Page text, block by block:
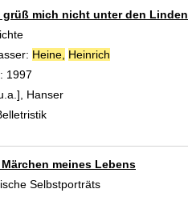
grüß mich nicht unter den Linden
Heine, Heinrich
1997
Hanser
Märchen meines Lebens
Selbstporträts